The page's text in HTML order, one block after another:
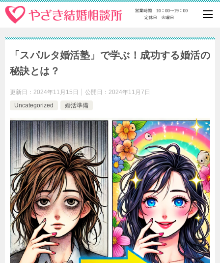
「スパルタ婚活塾」で学ぶ！成功する婚活の
秘訣とは？
更新日： 2024年11月15日 公開日： 2024年11月7日
Uncategorized
婚活準備